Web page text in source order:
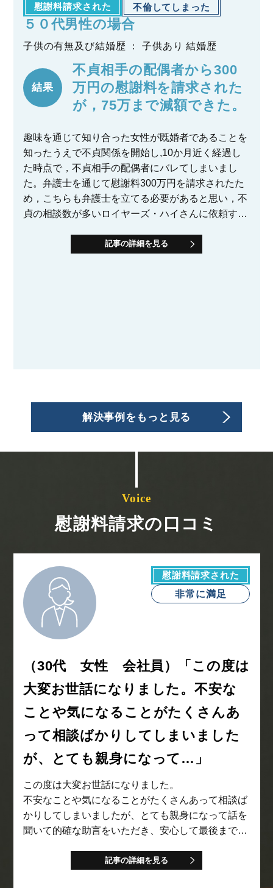
慰謝料請求された 不倫してしまった
５０代男性の場合
子供の有無及び結婚歴 ： 子供あり 結婚歴
結果
不貞相手の配偶者から300
万円の慰謝料を請求された
が，75万まで減額できた。
趣味を通じて知り合った女性が既婚者であることを
知ったうえで不貞関係を開始し,10か月近く経過し
た時点で，不貞相手の配偶者にバレてしまいまし
た。弁護士を通じて慰謝料300万円を請求されたた
め，こちらも弁護士を立てる必要があると思い，不
貞の相談数が多いロイヤーズ・ハイさんに依頼する
なくとも必要と言われましたが，粘り強く交渉して
記事の詳細を見る
解決事例をもっと見る
Voice
慰謝料請求の口コミ
慰謝料請求された
非常に満足
（30代 女性 会社員）「この度は
大変お世話になりました。不安な
ことや気になることがたくさんあ
って相談ばかりしてしまいました
が、とても親身になって…」
この度は大変お世話になりました。
不安なことや気になることがたくさんあって相談ば
かりしてしまいましたが、とても親身になって話を
聞いて的確な助言をいただき、安心して最後までお
記事の詳細を見る